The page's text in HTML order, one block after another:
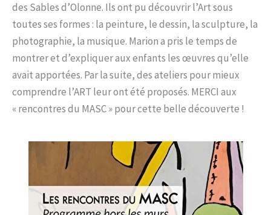
des Sables d’Olonne. Ils ont pu découvrir l’Art sous
toutes ses formes : la peinture, le dessin, la sculpture, la
photographie, la musique. Marion a pris le temps de
montrer et d’expliquer aux enfants les œuvres qu’elle
avait apportées. Par la suite, des ateliers pour mieux
comprendre l’ART leur ont été proposés. MERCI aux
« rencontres du MASC » pour cette belle découverte !